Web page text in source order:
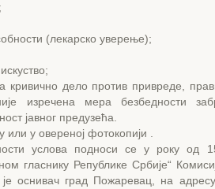
(лекарско уверење);
кривично дело против привреде,
изречена мера безбедности
јавног предузећа.
у овереној фотокопији .
услова подноси се у року од
гласнику Републике Србије“
је оснивач град Пожаревац, на